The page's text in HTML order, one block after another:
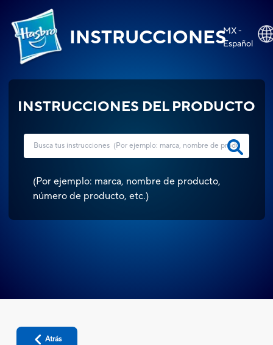
INSTRUCCIONESMX -
Español
INSTRUCCIONES DEL PRODUCTO
(Por ejemplo: marca, nombre de producto,
número de producto, etc.)
Atrás